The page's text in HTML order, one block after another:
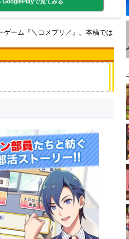
GooglePlayで見てみる
ーム『＼コメプリ／』。本稿では